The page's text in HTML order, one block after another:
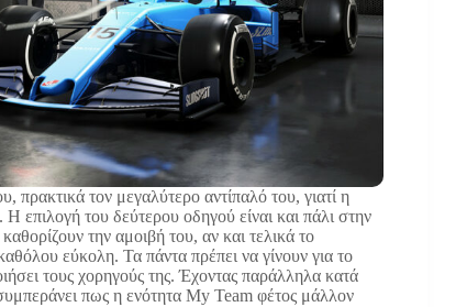
πρακτικά τον μεγαλύτερο αντίπαλό του, γιατί η
επιλογή του δεύτερου οδηγού είναι και πάλι στην
την αμοιβή του, αν και τελικά το
εύκολη. Τα πάντα πρέπει να γίνουν για το
τους χορηγούς της. Έχοντας παράλληλα κατά
πως η ενότητα My Team φέτος μάλλον